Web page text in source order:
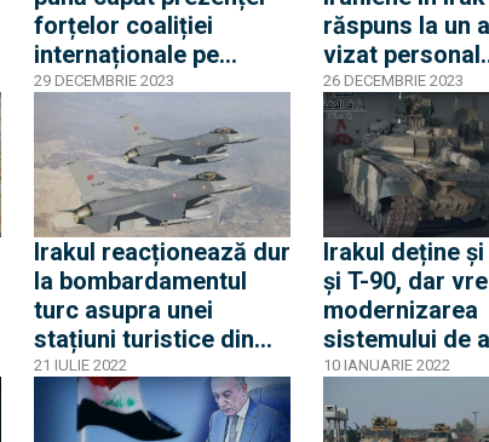
forțelor coaliției
internaționale pe
teritoriul său
29 DECEMBRIE 2023
răspuns la un
vizat personal
american în
Irakului
26 DECEMBRIE 2023
Irakul reacționează dur
la bombardamentul
turc asupra unei
stațiuni turistice din
Kurdistanul irakian
21 IULIE 2022
Irakul deține
și T-90, dar
modernizarea
sistemului de
cu armament
inclusiv TB2
10 IANUARIE 2022